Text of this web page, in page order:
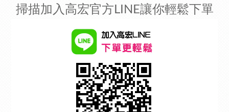
掃描加入高宏官方LINE讓你輕鬆下單